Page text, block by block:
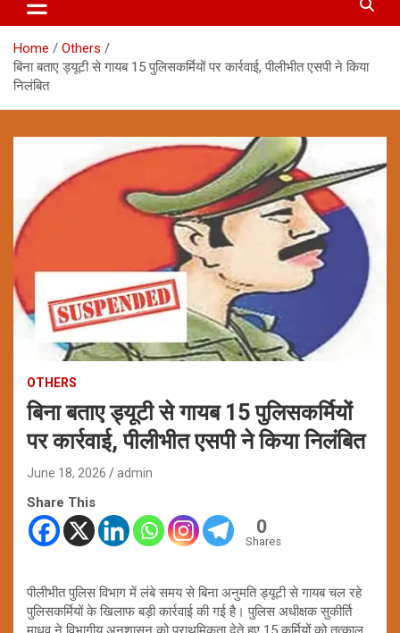
Home
Others
बिना बताए ड्यूटी से गायब 15 पुलिसकर्मियों पर कार्रवाई, पीलीभीत एसपी ने किया
निलंबित
OTHERS
बिना बताए ड्यूटी से गायब 15 पुलिसकर्मियों
पर कार्रवाई, पीलीभीत एसपी ने किया निलंबित
June 18, 2026 admin
Share This
0
Shares
पीलीभीत पुलिस विभाग में लंबे समय से बिना अनुमति ड्यूटी से गायब चल रहे
पुलिसकर्मियों के खिलाफ बड़ी कार्रवाई की गई है। पुलिस अधीक्षक सुकीर्ति